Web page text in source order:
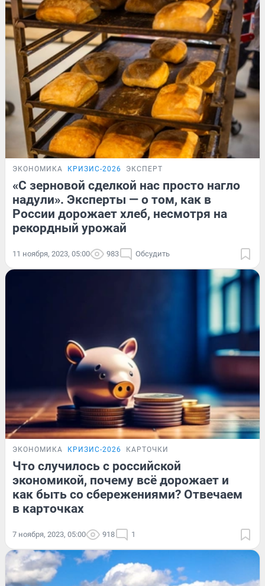
ЭКОНОМИКА КРИЗИС-2026 ЭКСПЕРТ
«С зерновой сделкой нас просто нагло
надули». Эксперты — о том, как в
России дорожает хлеб, несмотря на
рекордный урожай
11 ноября, 2023, 05:00 983 Обсудить
ЭКОНОМИКА КРИЗИС-2026 КАРТОЧКИ
Что случилось с российской
экономикой, почему всё дорожает и
как быть со сбережениями? Отвечаем
в карточках
7 ноября, 2023, 05:00 918 1